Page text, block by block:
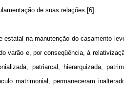
de suas relações.[6]
estatal na manutenção do casamento
varão e, por conseqüência, à
patriarcal, hierarquizada,
matrimonial, permaneceram